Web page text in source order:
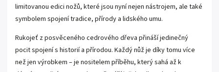
limitovanou edici nožů, které jsou nyní nejen nástrojem, ale také
symbolem spojení tradice, přírody a lidského umu.
Rukojeť z posvěceného cedrového dřeva přináší jedinečný
pocit spojení s historií a přírodou. Každý nůž je díky tomu více
než jen výrobkem – je nositelem příběhu, který sahá až k